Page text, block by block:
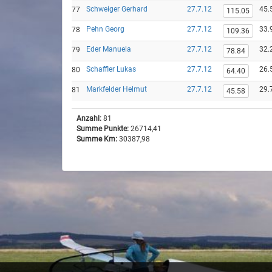
77 Schweiger Gerhard 27.7.12 115.05
78 Pehn Georg 27.7.12 109.36
79 Eder Manuela 27.7.12 78.84
80 Schaffler Lukas 27.7.12 64.40
81 Markfelder Helmut 27.7.12 45.58
Anzahl: 81
Summe Punkte: 26714,41
Summe Km: 30387,98